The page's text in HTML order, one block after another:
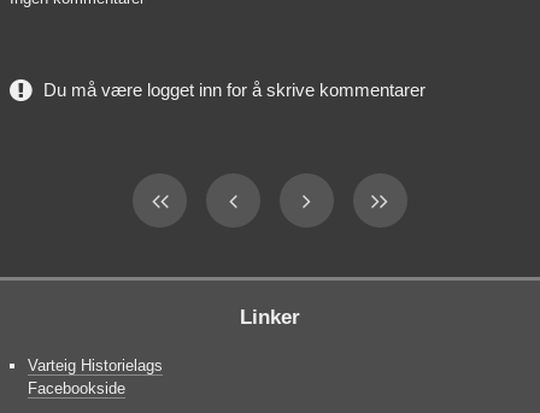
Du må være logget inn for å skrive kommentarer
Linker
Varteig Historielags
Facebookside